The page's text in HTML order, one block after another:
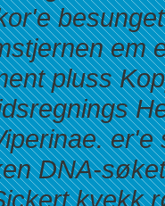
em
pluss
DNA-
kvekk